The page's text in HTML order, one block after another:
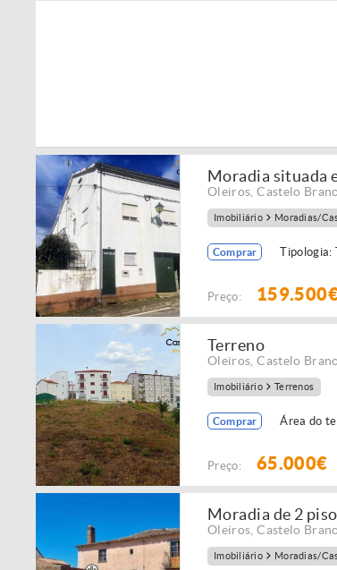
Moradia situada
Oleiros ,Castelo
Imobiliário Moradias/
Comprar Tipologia:
Preço:
Terreno
Oleiros ,Castelo
Imobiliário Terrenos
Comprar Área do
Preço: 65.000€
Moradia de 2
Oleiros ,Castelo
Imobiliário Moradias/